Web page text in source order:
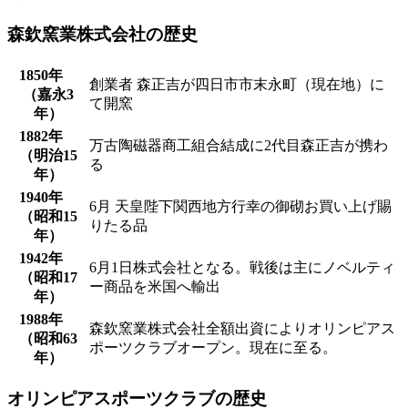
森欽窯業株式会社の歴史
1850年
（嘉永3
年）
創業者 森正吉が四日市市末永町（現在地）に
て開窯
1882年
（明治15
年）
万古陶磁器商工組合結成に2代目森正吉が携わ
る
1940年
（昭和15
年）
6月 天皇陛下関西地方行幸の御砌お買い上げ賜
りたる品
1942年
（昭和17
年）
6月1日株式会社となる。戦後は主にノベルティ
ー商品を米国へ輸出
1988年
（昭和63
年）
森欽窯業株式会社全額出資によりオリンピアス
ポーツクラブオープン。現在に至る。
オリンピアスポーツクラブの歴史